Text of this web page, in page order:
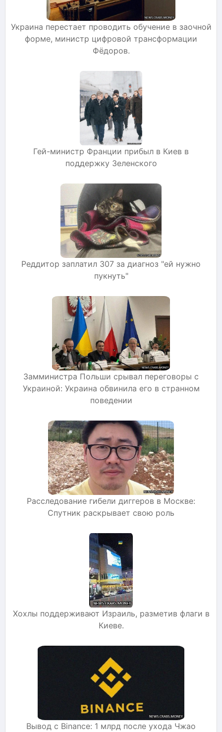
Украина перестает проводить обучение в заочной
форме, министр цифровой трансформации
Фёдоров.
Гей-министр Франции прибыл в Киев в
поддержку Зеленского
Реддитор заплатил 307 за диагноз "ей нужно
пукнуть"
Замминистра Польши срывал переговоры с
Украиной: Украина обвинила его в странном
поведении
Расследование гибели диггеров в Москве:
Спутник раскрывает свою роль
Хохлы поддерживают Израиль, разметив флаги в
Киеве.
Вывод с Binance: 1 млрд после ухода Чжао